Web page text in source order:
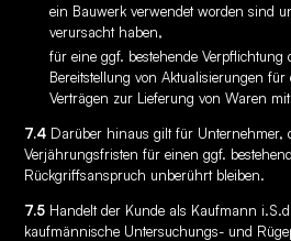
ein Bauwerk verwendet worden sind
verursacht haben,
für eine ggf. bestehende Verpflichtung
Bereitstellung von Aktualisierungen für
Verträgen zur Lieferung von Waren
7.4 Darüber hinaus gilt für Unternehmer,
Verjährungsfristen für einen ggf.
Rückgriffsanspruch unberührt bleiben.
7.5 Handelt der Kunde als Kaufmann
kaufmännische Untersuchungs- und